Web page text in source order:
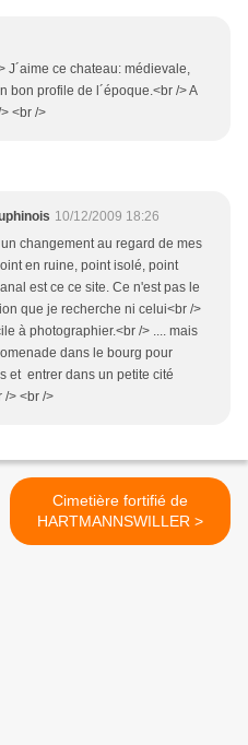
J´aime ce chateau: médievale,
bon profile de l´époque.<br /> A
<br />
10/12/2009 18:26
changement au regard de mes
en ruine, point isolé, point
est ce ce site. Ce n'est pas le
que je recherche ni celui<br />
à photographier.<br /> .... mais
dans le bourg pour
et entrer dans un petite cité
/> <br />
Cimetière fortifié de
HARTMANNSWILLER >